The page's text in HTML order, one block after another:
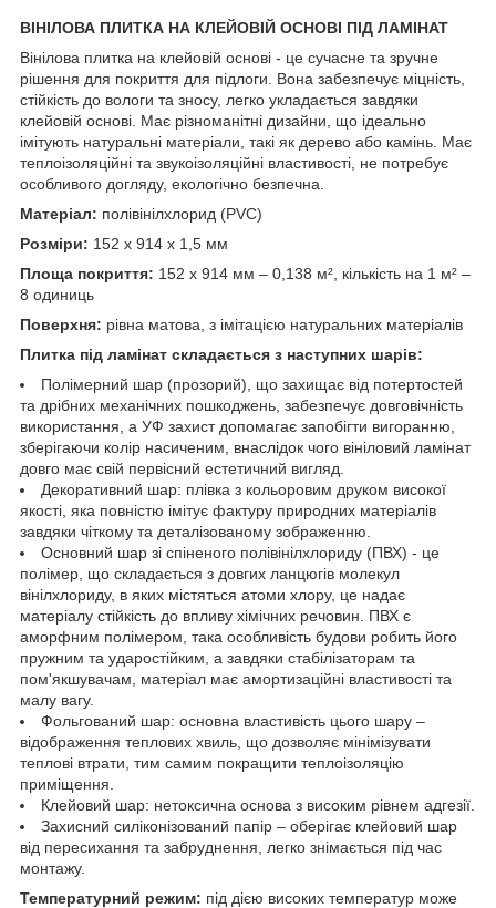
ВІНІЛОВА ПЛИТКА НА КЛЕЙОВІЙ ОСНОВІ ПІД ЛАМІНАТ
Вінілова плитка на клейовій основі - це сучасне та зручне
рішення для покриття для підлоги. Вона забезпечує міцність,
стійкість до вологи та зносу, легко укладається завдяки
клейовій основі. Має різноманітні дизайни, що ідеально
імітують натуральні матеріали, такі як дерево або камінь. Має
теплоізоляційні та звукоізоляційні властивості, не потребує
особливого догляду, екологічно безпечна.
Матеріал: полівінілхлорид (PVC)
Розміри: 152 х 914 х 1,5 мм
Площа покриття: 152 х 914 мм – 0,138 м², кількість на 1 м² –
8 одиниць
Поверхня: рівна матова, з імітацією натуральних матеріалів
Плитка під ламінат складається з наступних шарів:
Полімерний шар (прозорий), що захищає від потертостей
та дрібних механічних пошкоджень, забезпечує довговічність
використання, а УФ захист допомагає запобігти вигоранню,
зберігаючи колір насиченим, внаслідок чого вініловий ламінат
довго має свій первісний естетичний вигляд.
Декоративний шар: плівка з кольоровим друком високої
якості, яка повністю імітує фактуру природних матеріалів
завдяки чіткому та деталізованому зображенню.
Основний шар зі спіненого полівінілхлориду (ПВХ) - це
полімер, що складається з довгих ланцюгів молекул
вінілхлориду, в яких містяться атоми хлору, це надає
матеріалу стійкість до впливу хімічних речовин. ПВХ є
аморфним полімером, така особливість будови робить його
пружним та ударостійким, а завдяки стабілізаторам та
пом'якшувачам, матеріал має амортизаційні властивості та
малу вагу.
Фольгований шар: основна властивість цього шару –
відображення теплових хвиль, що дозволяє мінімізувати
теплові втрати, тим самим покращити теплоізоляцію
приміщення.
Клейовий шар: нетоксична основа з високим рівнем адгезії.
Захисний силіконізований папір – оберігає клейовий шар
від пересихання та забруднення, легко знімається під час
монтажу.
Температурний режим: під дією високих температур може